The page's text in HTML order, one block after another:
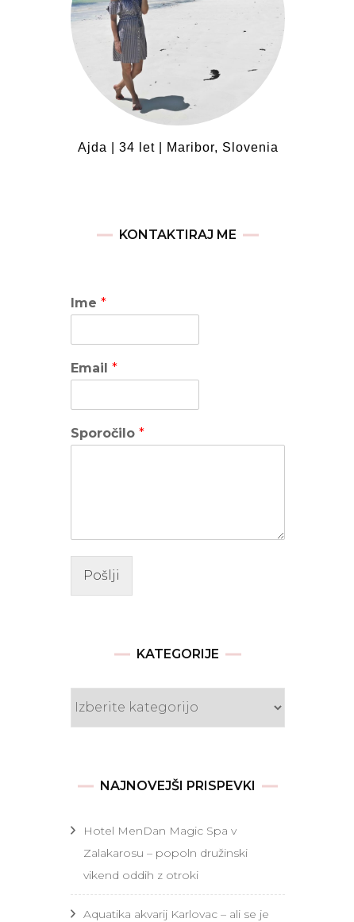
Ajda | 34 let | Maribor, Slovenia
KONTAKTIRAJ ME
Ime *
Email *
Sporočilo *
Pošlji
KATEGORIJE
NAJNOVEJŠI PRISPEVKI
Hotel MenDan Magic Spa v
Zalakarosu – popoln družinski
vikend oddih z otroki
Aquatika akvarij Karlovac – ali se je